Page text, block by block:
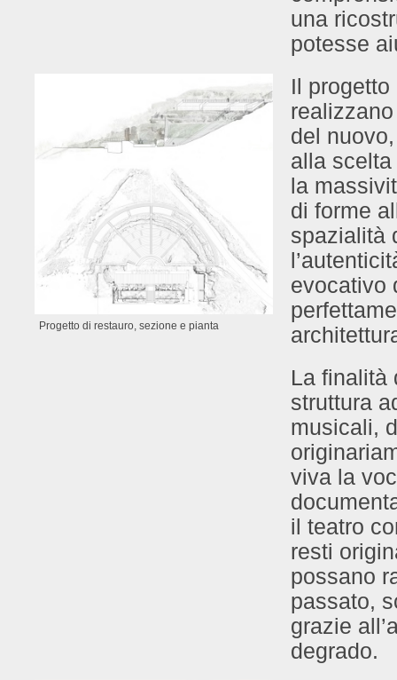
una
potesse
Progetto di restauro, sezione e pianta
Il
del
alla
la
di forme
spazialità
evocativo
La finalità
struttura
musicali,
viva la
il teatro
resti
possano
passato,
grazie
degrado.